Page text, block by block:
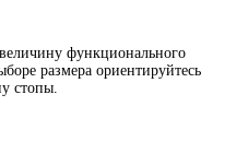
функционального
размера ориентируйтесь
стопы.